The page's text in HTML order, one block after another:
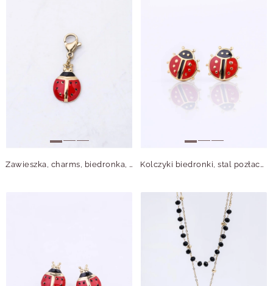
Zawieszka, charms, biedronka, stal pozłacana SC12736Z00 Kolczyki biedronki, stal pozłacana S212778Z00